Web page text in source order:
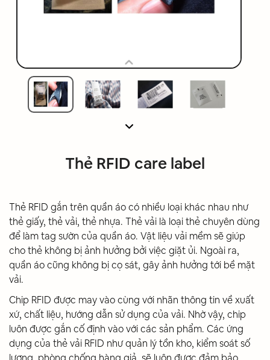
Thẻ RFID care label
Thẻ RFID gắn trên quần áo có nhiều loại khác nhau như
thẻ giấy, thẻ vải, thẻ nhựa. Thẻ vải là loại thẻ chuyên dùng
để làm tag sườn của quần áo. Vật liệu vải mềm sẽ giúp
cho thẻ không bị ảnh hưởng bởi việc giặt ủi. Ngoài ra,
quần áo cũng không bị cọ sát, gây ảnh hưởng tới bề mặt
vải.
Chip RFID được may vào cùng với nhãn thông tin về xuất
xứ, chất liệu, hướng dẫn sử dụng của vải. Nhờ vậy, chip
luôn được gắn cố định vào với các sản phẩm. Các ứng
dụng của thẻ vải RFID như quản lý tồn kho, kiểm soát số